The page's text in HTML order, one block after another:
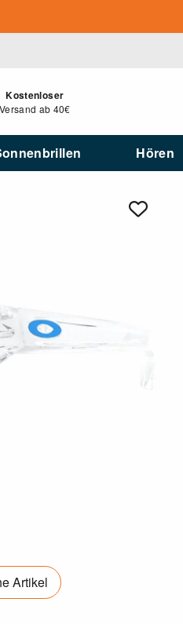
Kostenloser
Versand ab 40€
Hören
Artikel